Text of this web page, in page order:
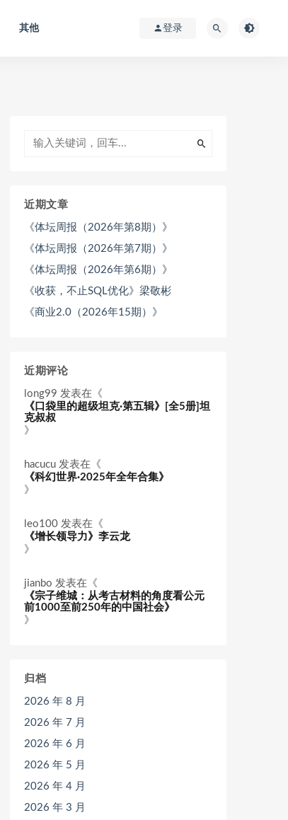
其他 登录
近期文章
《体坛周报（2026年第8期）》
《体坛周报（2026年第7期）》
《体坛周报（2026年第6期）》
《收获，不止SQL优化》梁敬彬
《商业2.0（2026年15期）》
近期评论
long99 发表在《
《口袋里的超级坦克·第五辑》[全5册]坦
克叔叔
》
hacucu 发表在《
《科幻世界·2025年全年合集》
》
leo100 发表在《
《增长领导力》李云龙
》
jianbo 发表在《
《宗子维城：从考古材料的角度看公元
前1000至前250年的中国社会》
》
归档
2026 年 8 月
2026 年 7 月
2026 年 6 月
2026 年 5 月
2026 年 4 月
2026 年 3 月